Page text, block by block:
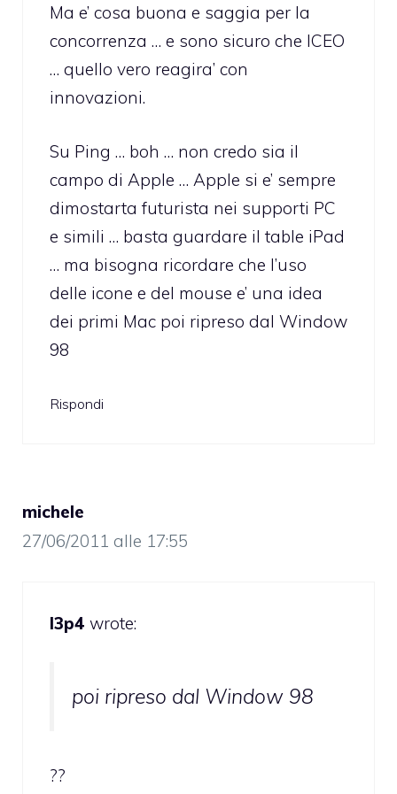
Ma e’ cosa buona e saggia per la
concorrenza … e sono sicuro che ICEO
… quello vero reagira’ con
innovazioni.
Su Ping … boh … non credo sia il
campo di Apple … Apple si e’ sempre
dimostarta futurista nei supporti PC
e simili … basta guardare il table iPad
… ma bisogna ricordare che l’uso
delle icone e del mouse e’ una idea
dei primi Mac poi ripreso dal Window
98
Rispondi
michele
27/06/2011 alle 17:55
l3p4 wrote:
poi ripreso dal Window 98
??